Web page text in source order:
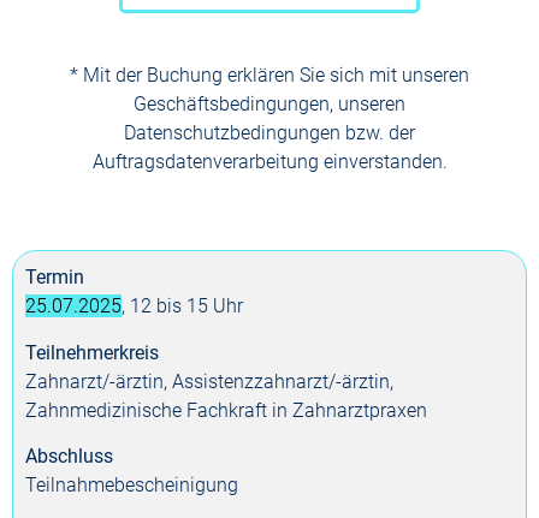
* Mit der Buchung erklären Sie sich mit unseren
Geschäftsbedingungen, unseren
Datenschutzbedingungen bzw. der
Auftragsdatenverarbeitung einverstanden.
Termin
25.07.2025, 12 bis 15 Uhr
Teilnehmerkreis
Zahnarzt/-ärztin, Assistenzzahnarzt/-ärztin,
Zahnmedizinische Fachkraft in Zahnarztpraxen
Abschluss
Teilnahme­bescheinigung